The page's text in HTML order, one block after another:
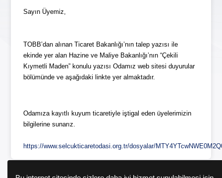
Sayın Üyemiz,
TOBB’dan alınan Ticaret Bakanlığı’nın talep yazısı ile
ekinde yer alan Hazine ve Maliye Bakanlığı’nın “Çekili
Kıymetli Maden” konulu yazısı Odamız web sitesi duyurular
bölümünde ve aşağıdaki linkte yer almaktadır.
Odamıza kayıtlı kuyum ticaretiyle iştigal eden üyelerimizin
bilgilerine sunarız.
https://www.selcukticaretodasi.org.tr/dosyalar/